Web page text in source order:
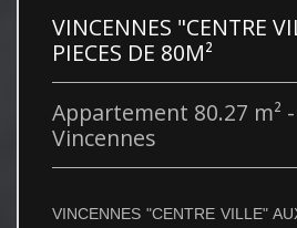
VINCENNES "CENTRE
PIECES DE 80M²
Appartement 80.27 m²
Vincennes
VINCENNES "CENTRE VILLE"